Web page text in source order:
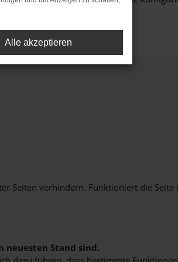
Seiten verhindern. Funktioniert die Seite
neuesten Stand sind.
Alle akzeptieren